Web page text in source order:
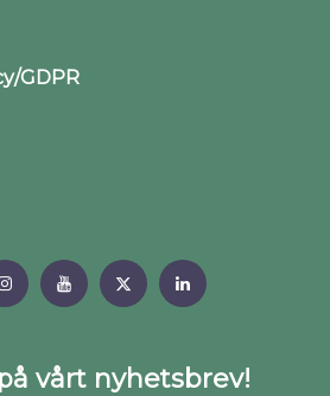
GDPR
vårt nyhetsbrev!